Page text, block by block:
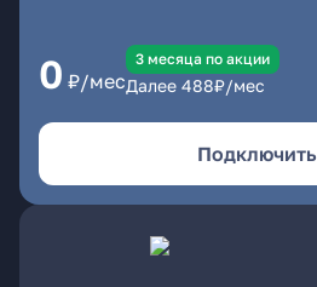
0 ₽/мес
3 месяцa по акции
Далее 488₽/мес
Подключить